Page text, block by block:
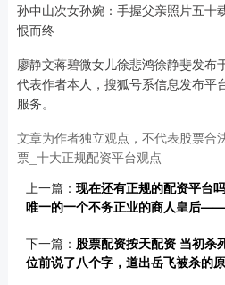
孙中山次女孙婉：手握父亲照片五十
恨而终
廖静文蒋碧微女儿徐悲鸿徐静斐发布
代表作者本人，搜狐号系信息发布平
服务。
文章为作者独立观点，不代表股票合
票_十大正规配资平台观点
上一篇： 现在还有正规的配资平台
唯一的一个不务正业的商人皇后
下一篇： 股票配资按天配资 当初杀
位前说了八个字，道出岳飞被杀的